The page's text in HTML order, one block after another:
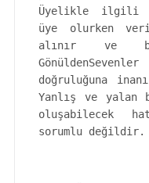
Üyelikle ilgili
üye olurken
alınır ve
doğruluğuna
Yanlış ve yalan
oluşabilecek
sorumlu değildir.